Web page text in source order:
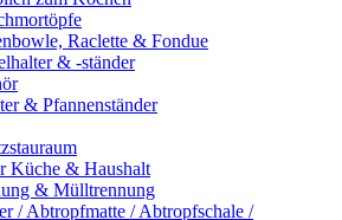
Raclette & Fondue
& -ständer
& Pfannenständer
Küche & Haushalt
& Mülltrennung
/ Abtropfmatte / Abtropfschale /